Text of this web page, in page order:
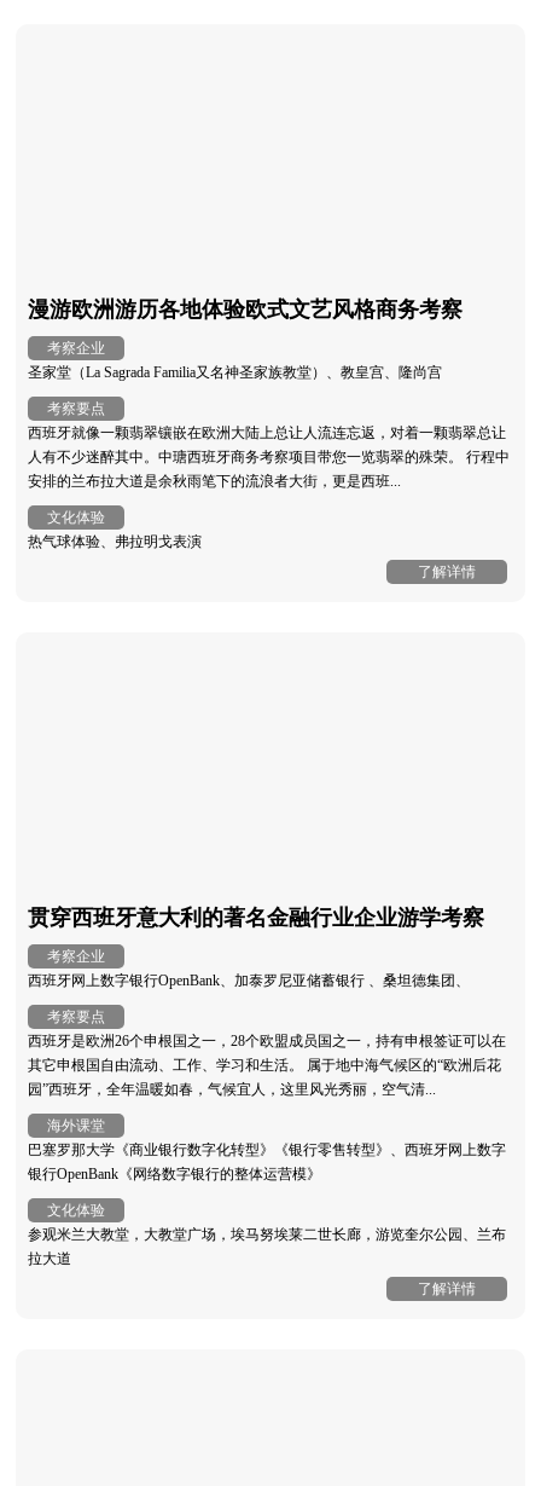
漫游欧洲游历各地体验欧式文艺风格商务考察
考察企业
圣家堂（La Sagrada Familia又名神圣家族教堂）、教皇宫、隆尚宫
考察要点
西班牙就像一颗翡翠镶嵌在欧洲大陆上总让人流连忘返，对着一颗翡翠总让
人有不少迷醉其中。中瑭西班牙商务考察项目带您一览翡翠的殊荣。 行程中
安排的兰布拉大道是余秋雨笔下的流浪者大街，更是西班...
文化体验
热气球体验、弗拉明戈表演
了解详情
贯穿西班牙意大利的著名金融行业企业游学考察
考察企业
西班牙网上数字银行OpenBank、加泰罗尼亚储蓄银行 、桑坦德集团、
考察要点
西班牙是欧洲26个申根国之一，28个欧盟成员国之一，持有申根签证可以在
其它申根国自由流动、工作、学习和生活。 属于地中海气候区的“欧洲后花
园”西班牙，全年温暖如春，气候宜人，这里风光秀丽，空气清...
海外课堂
巴塞罗那大学《商业银行数字化转型》《银行零售转型》、西班牙网上数字
银行OpenBank《网络数字银行的整体运营模》
文化体验
参观米兰大教堂，大教堂广场，埃马努埃莱二世长廊，游览奎尔公园、兰布
拉大道
了解详情